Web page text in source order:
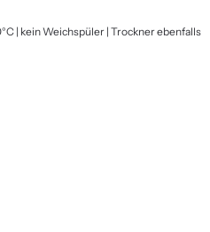
| kein Weichspüler | Trockner ebenfalls